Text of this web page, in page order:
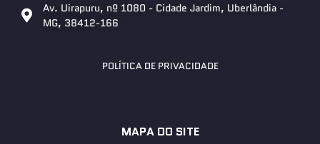
Av. Uirapuru, nº 1080 - Cidade Jardim, Uberlândia -
MG, 38412-166
POLÍTICA DE PRIVACIDADE
MAPA DO SITE